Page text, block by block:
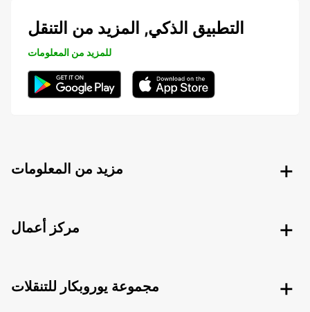
التطبيق الذكي, المزيد من التنقل
للمزيد من المعلومات
مزيد من المعلومات
مركز أعمال
مجموعة يوروبكار للتنقلات